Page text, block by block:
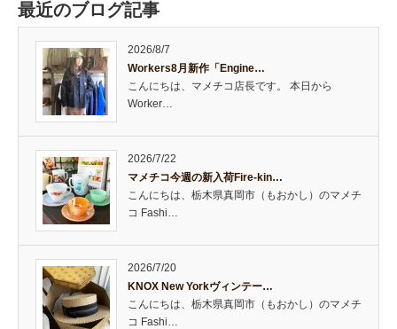
最近のブログ記事
2026/8/7
Workers8月新作「Engine…
こんにちは、マメチコ店長です。 本日から
Worker…
2026/7/22
マメチコ今週の新入荷Fire-kin…
こんにちは、栃木県真岡市（もおかし）のマメチ
コ Fashi…
2026/7/20
KNOX New Yorkヴィンテー…
こんにちは、栃木県真岡市（もおかし）のマメチ
コ Fashi…